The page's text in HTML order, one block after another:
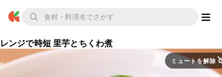
レンジで時短 里芋とちくわ煮
ミュートを解除